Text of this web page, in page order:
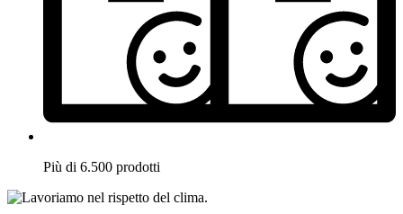
Più di 6.500 prodotti